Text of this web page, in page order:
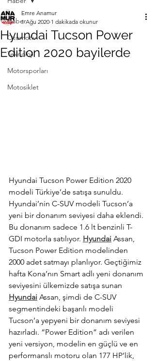
Haber
Otomotiv
Teknoloji
Motorsporları
Motosiklet
Hyundai Tucson Power
Edition 2020 bayilerde
Emre Anamur
1 Ağu 2020 1 dakikada okunur
Hyundai Tucson Power Edition 2020
modeli Türkiye’de satışa sunuldu.
Hyundai’nin C-SUV modeli Tucson’a
yeni bir donanım seviyesi daha eklendi.
Bu donanım sadece 1.6 lt benzinli T-
GDI motorla satılıyor. Hyundai Assan,
Tucson Power Edition modelinden
2000 adet satmayı planlıyor. Geçtiğimiz
hafta Kona’nın Smart adlı yeni donanım
seviyesini ülkemizde satışa sunan
Hyundai Assan, şimdi de C-SUV
segmentindeki başarılı modeli
Tucson’a yepyeni bir donanım seviyesi
hazırladı. “Power Edition” adı verilen
yeni versiyon, modelin en güçlü ve en
performanslı motoru olan 177 HP’lik,